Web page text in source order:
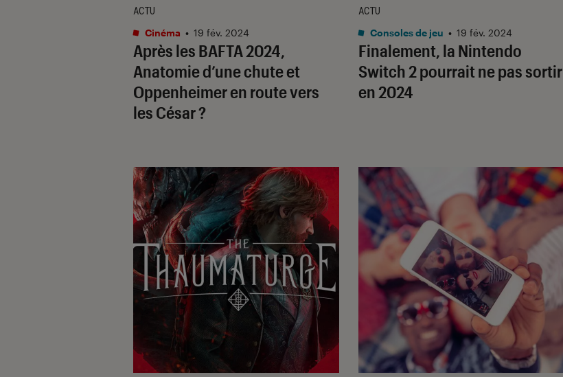
Après les BAFTA 2024,
Anatomie d’une chuteet
Oppenheimeren route vers
les César ?
ACTU
Cinéma • 19 fév. 2024
Finalement, la Nintendo
Switch 2 pourrait ne pas sortir
en 2024
ACTU
Consoles de jeu • 19 fév. 2024